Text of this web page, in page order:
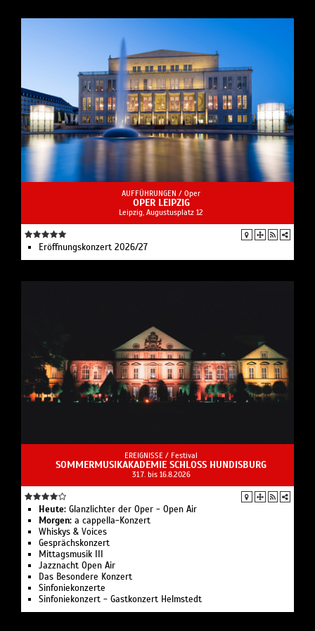
AUFFÜHRUNGEN / Oper
OPER LEIPZIG
Leipzig, Augustusplatz 12
Eröffnungskonzert 2026/27
EREIGNISSE / Festival
SOMMERMUSIKAKADEMIE SCHLOSS HUNDISBURG
31.7. bis 16.8.2026
Heute: Glanzlichter der Oper - Open Air
Morgen: a cappella-Konzert
Whiskys & Voices
Gesprächskonzert
Mittagsmusik III
Jazznacht Open Air
Das Besondere Konzert
Sinfoniekonzerte
Sinfoniekonzert - Gastkonzert Helmstedt